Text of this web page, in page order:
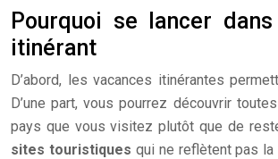
Pourquoi se lancer
itinérant
D’abord, les vacances itinérantes
D’une part, vous pourrez découvrir
pays que vous visitez plutôt que de
sites touristiques qui ne reflètent pas la